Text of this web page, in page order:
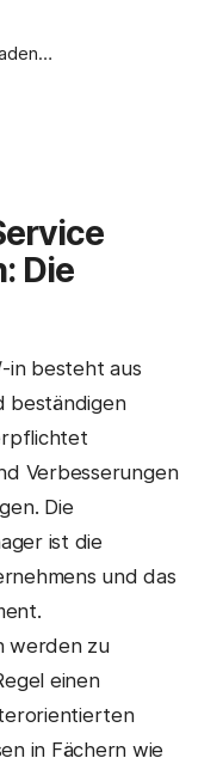
Die
in besteht aus
beständigen
Verbesserungen
Die
ist die
und das
werden zu
einen
in Fächern wie